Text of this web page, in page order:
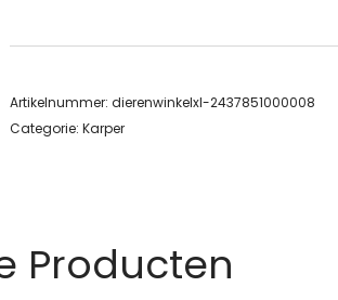
Artikelnummer: dierenwinkelxl-2437851000008
Categorie: Karper
Producten